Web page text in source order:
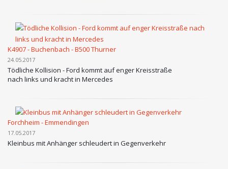
K4907 - Buchenbach - B500 Thurner
24.05.2017
Tödliche Kollision - Ford kommt auf enger Kreisstraße
nach links und kracht in Mercedes
Forchheim - Emmendingen
17.05.2017
Kleinbus mit Anhänger schleudert in Gegenverkehr